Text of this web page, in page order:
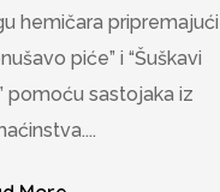
hemičara pripremajući
piće” i “Šuškavi
pomoću sastojaka iz